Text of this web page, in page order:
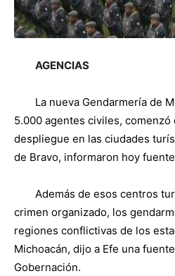
AGENCIAS
La nueva Gendarmería de
5.000 agentes civiles, comenzó
despliegue en las ciudades
de Bravo, informaron hoy
Además de esos centros
crimen organizado, los
regiones conflictivas de los
Michoacán, dijo a Efe una
Gobernación.